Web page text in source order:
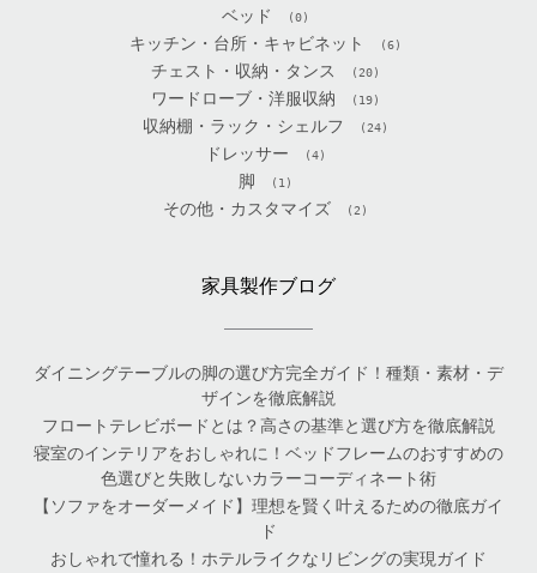
ベッド (0)
キッチン・台所・キャビネット (6)
チェスト・収納・タンス (20)
ワードローブ・洋服収納 (19)
収納棚・ラック・シェルフ (24)
ドレッサー (4)
脚 (1)
その他・カスタマイズ (2)
家具製作ブログ
ダイニングテーブルの脚の選び方完全ガイド！種類・素材・デ
ザインを徹底解説
フロートテレビボードとは？高さの基準と選び方を徹底解説
寝室のインテリアをおしゃれに！ベッドフレームのおすすめの
色選びと失敗しないカラーコーディネート術
【ソファをオーダーメイド】理想を賢く叶えるための徹底ガイ
ド
おしゃれで憧れる！ホテルライクなリビングの実現ガイド